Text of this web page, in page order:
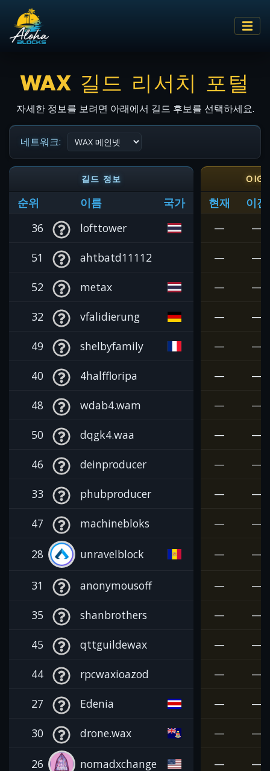
WAX 길드 리서치 포털
자세한 정보를 보려면 아래에서 길드 후보를 선택하세요.
네트워크:
길드 정보 OIG
순위 이름 국가 현재
이전
36
lofttower — —
51 ahtbatd11112 — —
52 metax — —
32 vfalidierung — —
49 shelbyfamily — —
40 4halffloripa — —
48 wdab4.wam — —
50 dqgk4.waa — —
46 deinproducer — —
33 phubproducer — —
47 machinebloks — —
28 unravelblock — —
31 anonymousoff — —
35 shanbrothers — —
45 qttguildewax — —
44 rpcwaxioazod — —
27 Edenia — —
30 drone.wax — —
26 nomadxchange — —